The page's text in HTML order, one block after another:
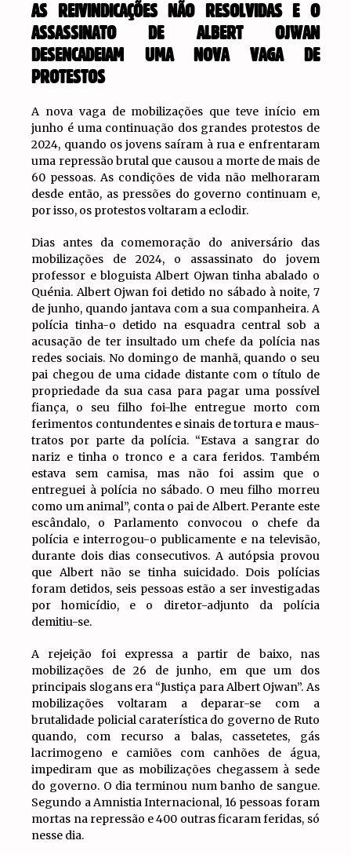
AS REIVINDICAÇÕES NÃO RESOLVIDAS E O
ASSASSINATO DE ALBERT OJWAN
DESENCADEIAM UMA NOVA VAGA DE
PROTESTOS
A nova vaga de mobilizações que teve início em
junho é uma continuação dos grandes protestos de
2024, quando os jovens saíram à rua e enfrentaram
uma repressão brutal que causou a morte de mais de
60 pessoas. As condições de vida não melhoraram
desde então, as pressões do governo continuam e,
por isso, os protestos voltaram a eclodir.
Dias antes da comemoração do aniversário das
mobilizações de 2024, o assassinato do jovem
professor e bloguista Albert Ojwan tinha abalado o
Quénia. Albert Ojwan foi detido no sábado à noite, 7
de junho, quando jantava com a sua companheira. A
polícia tinha-o detido na esquadra central sob a
acusação de ter insultado um chefe da polícia nas
redes sociais. No domingo de manhã, quando o seu
pai chegou de uma cidade distante com o título de
propriedade da sua casa para pagar uma possível
fiança, o seu filho foi-lhe entregue morto com
ferimentos contundentes e sinais de tortura e maus-
tratos por parte da polícia. “Estava a sangrar do
nariz e tinha o tronco e a cara feridos. Também
estava sem camisa, mas não foi assim que o
entreguei à polícia no sábado. O meu filho morreu
como um animal”, conta o pai de Albert. Perante este
escândalo, o Parlamento convocou o chefe da
polícia e interrogou-o publicamente e na televisão,
durante dois dias consecutivos. A autópsia provou
que Albert não se tinha suicidado. Dois polícias
foram detidos, seis pessoas estão a ser investigadas
por homicídio, e o diretor-adjunto da polícia
demitiu-se.
A rejeição foi expressa a partir de baixo, nas
mobilizações de 26 de junho, em que um dos
principais slogans era “Justiça para Albert Ojwan”. As
mobilizações voltaram a deparar-se com a
brutalidade policial caraterística do governo de Ruto
quando, com recurso a balas, cassetetes, gás
lacrimogeno e camiões com canhões de água,
impediram que as mobilizações chegassem à sede
do governo. O dia terminou num banho de sangue.
Segundo a Amnistia Internacional, 16 pessoas foram
mortas na repressão e 400 outras ficaram feridas, só
nesse dia.